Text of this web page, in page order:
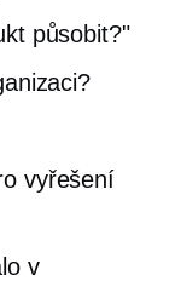
působit?"
vyřešení
v